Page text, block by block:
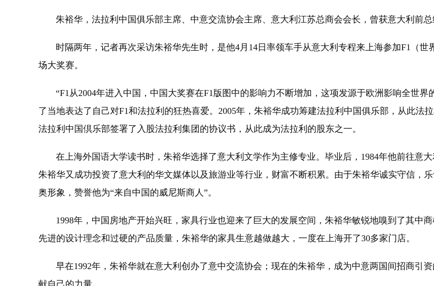
朱裕华，法拉利中国俱乐部主席、中意交流协会主席、意大利江苏总商会会长，曾获意大利前总
时隔两年，记者再次采访朱裕华先生时，是他4月14日率领车手从意大利专程来上海参加F1（世
场大奖赛。
“F1从2004年进入中国，中国大奖赛在F1版图中的影响力不断增加，这项发源于欧洲影响全世界
了当地表达了自己对F1和法拉利的狂热喜爱。2005年，朱裕华成功筹建法拉利中国俱乐部，从此法
法拉利中国倶乐部签署了入股法拉利集团的协议书，从此成为法拉利的股东之一。
在上海外国语大学读书时，朱裕华选择了意大利文学作为主修专业。毕业后，1984年他前往意大
朱裕华又成功投资了意大利的华文媒体以及旅游业等行业，财富不断积累。由于朱裕华诚实守信，
奥形象，赞誉他为“来自中国的威尼斯商人”。
1998年，中国房地产开始兴旺，家具行业也迎来了巨大的发展空间，朱裕华敏锐地嗅到了其中
先进的设计理念和过硬的产品质量，朱裕华的家具生意越做越大，一度在上海开了30多家门店。
早在1992年，朱裕华就在意大利创办了意中交流协会；现在的朱裕华，成为中意两国间招商引
献自己的力量。